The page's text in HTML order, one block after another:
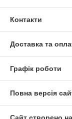
Контакти
Доставка та
Графік роботи
Повна версія